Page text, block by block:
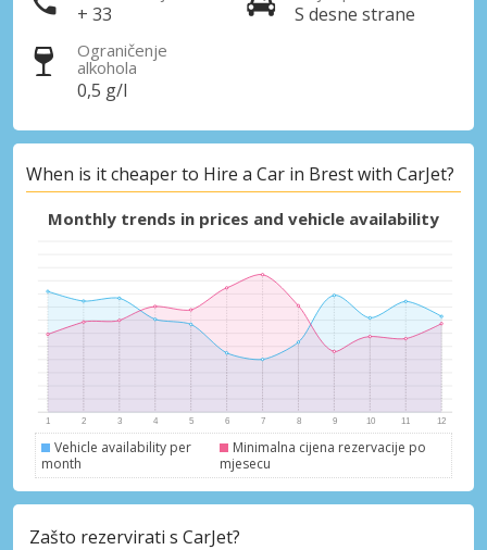
+ 33 S desne strane
Ograničenje
alkohola
0,5 g/l
When is it cheaper to Hire a Car in Brest with CarJet?
Monthly trends in prices and vehicle availability
Vehicle availability per
month
Minimalna cijena rezervacije po
mjesecu
Zašto rezervirati s CarJet?
Posebni popusti
Pristupite ekskluzivnim ponudama naših
dobavljača
Prijava putem eLinka